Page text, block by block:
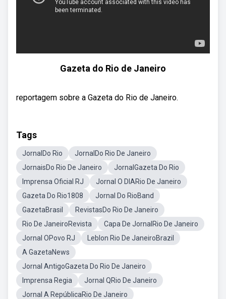
Gazeta do Rio de Janeiro
reportagem sobre a Gazeta do Rio de Janeiro.
Tags
JornalDo Rio
JornalDo Rio De Janeiro
JornaisDo Rio De Janeiro
JornalGazeta Do Rio
Imprensa Oficial RJ
Jornal O DIARio De Janeiro
Gazeta Do Rio1808
Jornal Do RioBand
GazetaBrasil
RevistasDo Rio De Janeiro
Rio De JaneiroRevista
Capa De JornalRio De Janeiro
Jornal OPovo RJ
Leblon Rio De JaneiroBrazil
A GazetaNews
Jornal AntigoGazeta Do Rio De Janeiro
Imprensa Regia
Jornal QRio De Janeiro
Jornal A RepúblicaRio De Janeiro